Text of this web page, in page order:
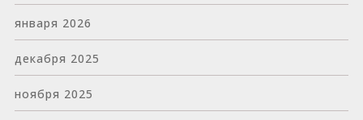
января 2026
декабря 2025
ноября 2025